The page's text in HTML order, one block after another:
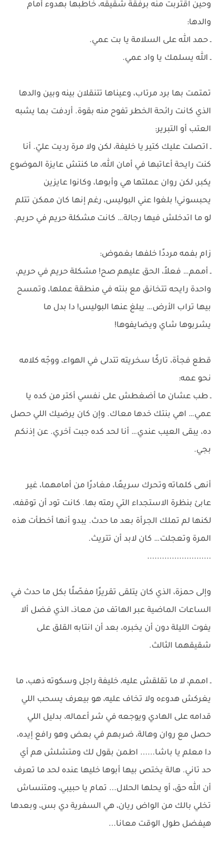
وحين اقتربت منه برفقة شقيقه، خاطبها بهدوء أمام
والدها:
ـ حمد الله على السلامة يا بت عمي.
ـ الله يسلمك يا واد عمي.
تمتمت بها برد مرتاب، وعيناها تتنقلان بينه وبين والدها
الذي كانت رائحة الخطر تفوح منه بقوة. أردفت بما يشبه
العتب أو التبرير:
ـ اتصلت عليك كتير يا خليفة، لكن ولا مرة رديت عليّ. أنا
كنت رايحة أعاتبها في أمان الله، ما كنتش عايزة الموضوع
يكبر، لكن روان عملتها هي وأبوها، وكانوا عايزين
يحبسوني! بلغوا عني البوليس، رغم إنها كان ممكن تتلم
لو ما اتدخلش فيها رجالة… كانت مشكلة حريم في حريم.
زام بفمه مرددًا خلفها بغموض:
ـ أممم… فعلاً، الحق عليهم صح! مشكلة حريم في حريم،
واحدة رايحه تتخانق مع بنته في منطقة عملها، وتمسح
بيها تراب الأرض… يبلغ عنها البوليس! دا بدل ما
يشربوها شاي ويضايفوها!
قطع فجأة، تاركًا سخريته تتدلى في الهواء، ووجّه كلامه
نحو عمه:
ـ طب عشان ما أضغطش على نفسي أكتر من كده يا
عمي… اهي بنتك خدها معاك. وإن كان يرضيك اللي حصل
ده، يبقى العيب عندي… أنا لحد كده جبت آخري. عن إذنكم
بجي.
أنهى كلماته وتحرك سريعًا، مغادرًا من أمامهما، غير
عابئ بنظرة الاستجداء التي رمته بها. كانت تود أن توقفه،
لكنها لم تملك الجرأة بعد ما حدث. يبدو أنها أخطأت هذه
المرة وتعجلت… كان لابد أن تتريث.
..........................
وإلى حمزة، الذي كان يتلقى تقريرًا مفصّلًا بكل ما حدث في
الساعات الماضية عبر الهاتف من معاذ، الذي فضل ألا
يفوت الليلة دون أن يخبره، بعد أن انتابه القلق على
شقيقهما الثالث.
ـ اممم، لا ما تقلقش عليه، خليفة راجل وسكوته ذهب، ما
يغركش هدوءه ولا تخاف عليه، هو بيعرف يسحب اللي
قدامه على الهادي ويوجعه في شر أعماله، بدليل اللي
حصل مع روان وهالة، ضربهم في بعض وهو رافع إيده،
دا معلم يا باشا...... اطمن بقول لك ومتشلش هم أي
حد تاني. هالة يختص بيها أبوها خليها عنده لحد ما تعرف
أن الله حق، أو يحلها الحلال... تمام يا حبيبي، ومتنساش
تخلي بالك من الواض ريان، هي السفرية دي بس، وبعدها
هيفضل طول الوقت معانا...